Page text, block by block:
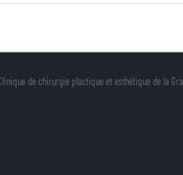
de chirurgie plastique et esthétique de la